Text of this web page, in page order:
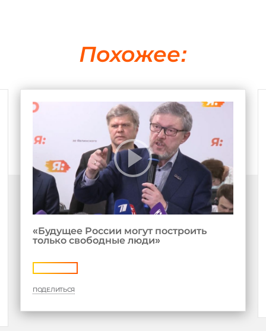
Похожее:
«Будущее России могут построить
только свободные люди»
ПОДЕЛИТЬСЯ